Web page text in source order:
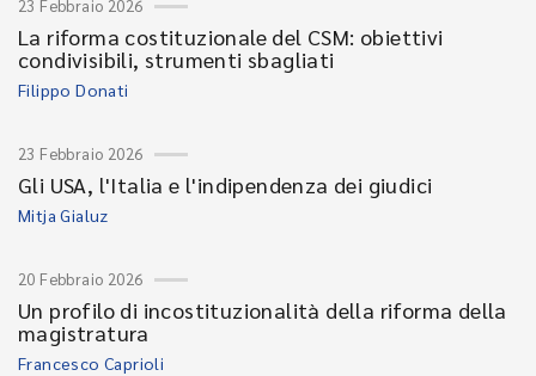
23 Febbraio 2026
La riforma costituzionale del CSM: obiettivi
condivisibili, strumenti sbagliati
Filippo Donati
23 Febbraio 2026
Gli USA, l'Italia e l'indipendenza dei giudici
Mitja Gialuz
20 Febbraio 2026
Un profilo di incostituzionalità della riforma della
magistratura
Francesco Caprioli